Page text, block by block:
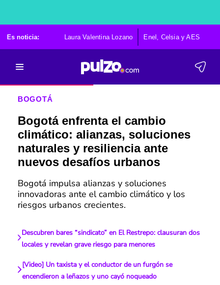
Es noticia: Laura Valentina Lozano Enel, Celsia y AES
BOGOTÁ
Bogotá enfrenta el cambio
climático: alianzas, soluciones
naturales y resiliencia ante
nuevos desafíos urbanos
Bogotá impulsa alianzas y soluciones
innovadoras ante el cambio climático y los
riesgos urbanos crecientes.
Descubren bares “sindicato” en El Restrepo: clausuran dos
locales y revelan grave riesgo para menores
[Video] Un taxista y el conductor de un furgón se
encendieron a leñazos y uno cayó noqueado